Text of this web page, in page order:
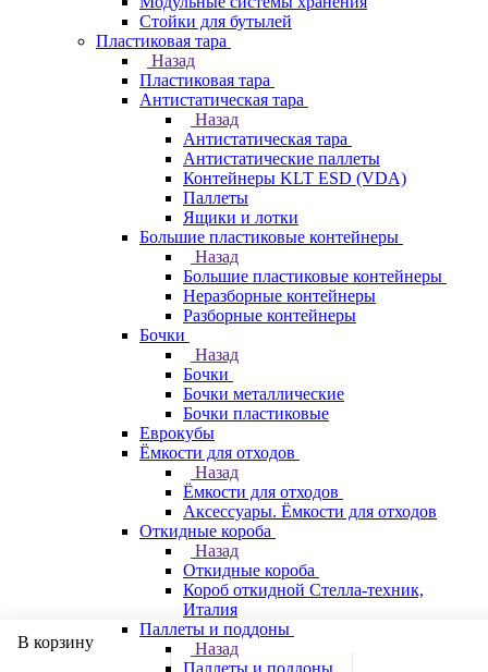
Стойки для бутылей
Пластиковая тара
Назад
Пластиковая тара
Антистатическая тара
Назад
Антистатическая тара
Антистатические паллеты
Контейнеры KLT ESD (VDA)
Паллеты
Ящики и лотки
Большие пластиковые контейнеры
Назад
Большие пластиковые контейнеры
Неразборные контейнеры
Разборные контейнеры
Бочки
Назад
Бочки
Бочки металлические
Бочки пластиковые
Еврокубы
Ёмкости для отходов
Назад
Ёмкости для отходов
Аксессуары. Ёмкости для отходов
Откидные короба
Назад
Откидные короба
Короб откидной Стелла-техник,
Италия
Паллеты и поддоны
Назад
Паллеты и поддоны
В корзину